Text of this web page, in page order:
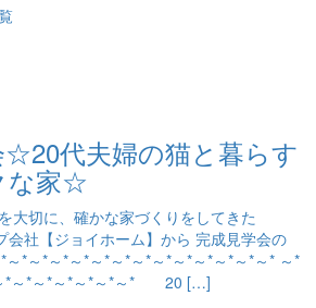
代夫婦の猫と暮らす
な家☆
大切に、確かな家づくりをしてきた
会社【ジョイホーム】から 完成見学会の
*～*～*～*～*～*～*～*～*～*～*～*～* ～*
*～*～*～*～*～*～* 20 […]